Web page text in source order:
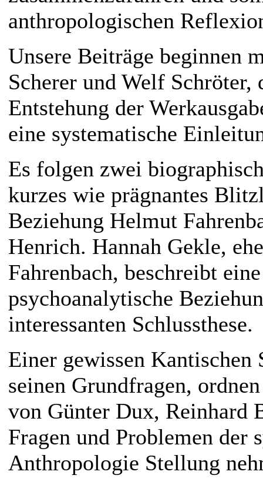
anthropologischen
Unsere Beiträge beginnen
Scherer und Welf Schröter,
Entstehung der
eine systematische
Es folgen zwei
kurzes wie prägnantes
Beziehung Helmut
Henrich. Hannah Gekle,
Fahrenbach, beschreibt
psychoanalytische
interessanten Schlussthese.
Einer gewissen
seinen Grundfragen,
von Günter Dux, Reinhard
Fragen und Problemen der
Anthropologie Stellung